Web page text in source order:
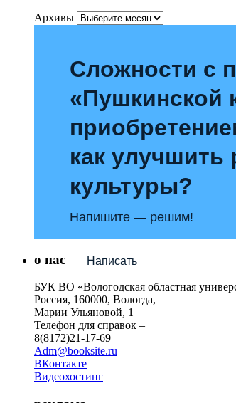
Архивы
Сложности с
«Пушкинской
как улучшить
культуры?
Напишите — решим!
Написать
о нас
БУК ВО «Вологодская областная
Россия, 160000, Вологда,
Марии Ульяновой, 1
Телефон для справок –
8(8172)21-17-69
Adm@booksite.ru
ВКонтакте
Видеохостинг